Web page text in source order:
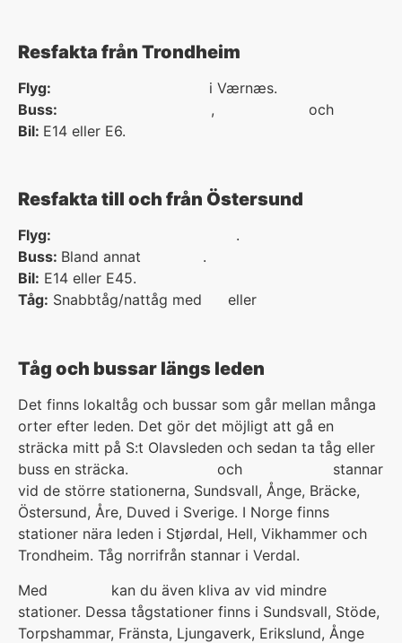
Resfakta från Trondheim
Flyg:
i Værnæs.
Buss:
, och
Bil: E14 eller E6.
Resfakta till och från Östersund
Flyg:
.
Buss: Bland annat
.
Bil: E14 eller E45.
Tåg: Snabbtåg/nattåg med eller
Tåg och bussar längs leden
Det finns lokaltåg och bussar som går mellan många
orter efter leden. Det gör det möjligt att gå en
sträcka mitt på S:t Olavsleden och sedan ta tåg eller
buss en sträcka.
och
stannar
vid de större stationerna, Sundsvall, Ånge, Bräcke,
Östersund, Åre, Duved i Sverige. I Norge finns
stationer nära leden i Stjørdal, Hell, Vikhammer och
Trondheim. Tåg norrifrån stannar i Verdal.
Med
kan du även kliva av vid mindre
stationer. Dessa tågstationer finns i Sundsvall, Stöde,
Torpshammar, Fränsta, Ljungaverk, Erikslund, Ånge